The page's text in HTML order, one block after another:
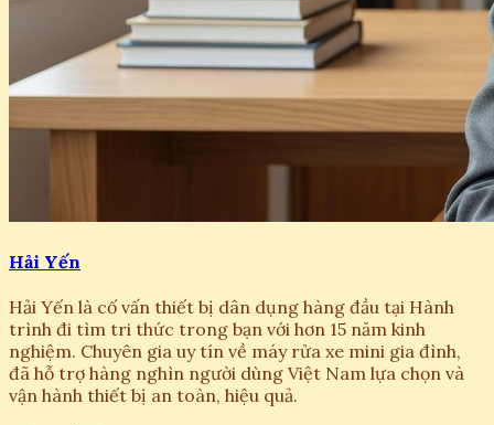
Hải Yến
Hải Yến là cố vấn thiết bị dân dụng hàng đầu tại Hành
trình đi tìm tri thức trong bạn với hơn 15 năm kinh
nghiệm. Chuyên gia uy tín về máy rửa xe mini gia đình,
đã hỗ trợ hàng nghìn người dùng Việt Nam lựa chọn và
vận hành thiết bị an toàn, hiệu quả.